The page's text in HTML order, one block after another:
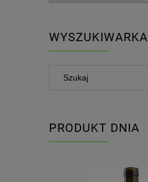
WYSZUKIWARKA
PRODUKT DNIA